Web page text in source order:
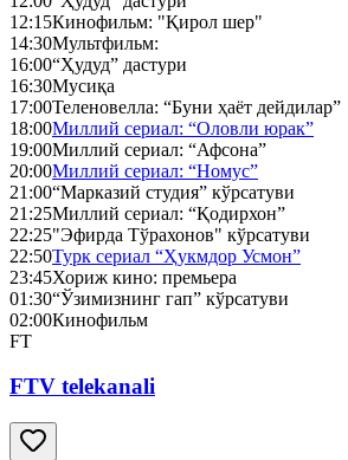
12:15Кинофильм: "Қирол шер"
14:30Мультфильм:
16:00“Ҳудуд” дастури
16:30Мусиқа
17:00Теленовелла: “Буни ҳаёт дейдилар”
18:00Миллий сериал: “Оловли юрак”
19:00Миллий сериал: “Афсона”
20:00Миллий сериал: “Номус”
21:00“Марказий студия” кўрсатуви
21:25Миллий сериал: “Қодирхон”
22:25"Эфирда Тўрахонов" кўрсатуви
22:50Турк сериал “Ҳукмдор Усмон”
23:45Хориж кино: премьера
01:30“Ўзимизнинг гап” кўрсатуви
02:00Кинофильм
FT
FTV telekanali